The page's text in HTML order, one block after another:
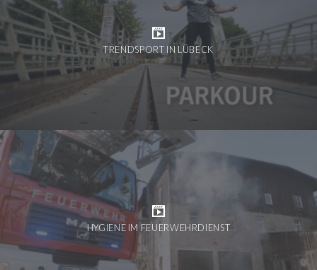
TRENDSPORT IN LÜBECK
HYGIENE IM FEUERWEHRDIENST